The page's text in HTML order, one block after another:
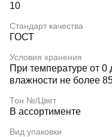
10
Стандарт качества
ГОСТ
Условия хранения
При температуре от 0
влажности не более
Тон №/Цвет
В ассортименте
Вид упаковки